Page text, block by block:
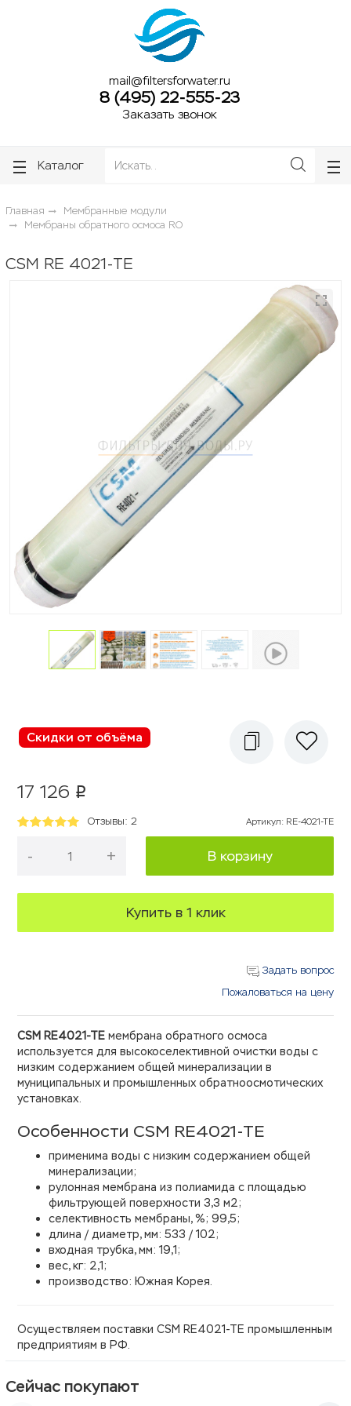
mail@filtersforwater.ru
8 (495) 22-555-23
Заказать звонок
Каталог
Главная
Мембранные модули
Мембраны обратного осмоса RO
CSM RE 4021-TE
Скидки от объёма
17 126 p
Отзывы: 2 Артикул: RE-4021-TE
- + В корзину
Купить в 1 клик
Задать вопрос
Пожаловаться на цену
CSM RE4021-TE мембрана обратного осмоса
используется для высокоселективной очистки воды c
низким содержанием общей минерализации в
муниципальных и промышленных обратноосмотических
установках.
Особенности CSM RE4021-TE
применима воды c низким содержанием общей
минерализации;
рулонная мембрана из полиамида с площадью
фильтрующей поверхности 3,3 м2;
селективность мембраны, %; 99,5;
длина / диаметр, мм: 533 / 102;
входная трубка, мм: 19,1;
вес, кг: 2,1;
производство: Южная Корея.
Осуществляем поставки CSM RE4021-TE промышленным
предприятиям в РФ.
Сейчас покупают